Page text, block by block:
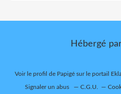
Hébergé
Voir le profil de Papigé sur le portail
Signaler un abus C.G.U.